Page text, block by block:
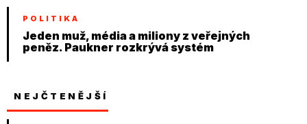
POLITIKA
Jeden muž, média a miliony z veřejných
peněz. Paukner rozkrývá systém
NEJČTENĚJŠÍ